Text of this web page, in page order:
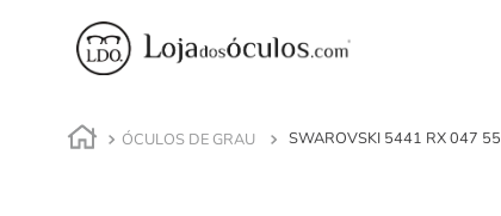
ÓCULOS DE GRAU SWAROVSKI 5441 RX 047 55